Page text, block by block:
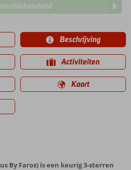
Beschrijving
Activiteiten
Kaart
By Faros) is een keurig 3-sterren